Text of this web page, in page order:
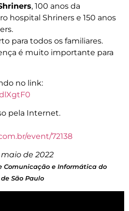
, 100 anos da
hospital Shriners e 150 anos
para todos os familiares.
é muito importante para
no link:
pela Internet.
event/72138
maio de 2022
Comunicação e Informática do
São Paulo